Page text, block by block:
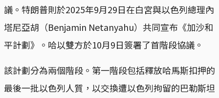
議。特朗普則於2025年9月29日在白宮與以色列總理內
塔尼亞胡（Benjamin Netanyahu）共同宣布《加沙和
平計劃》。哈以雙方於10月9日簽署了首階段協議。
該計劃分為兩個階段。第一階段包括釋放哈馬斯扣押的
最後一批以色列人質，以交換遭以色列拘留的巴勒斯坦